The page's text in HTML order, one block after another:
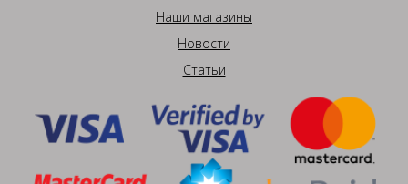
Наши магазины
Новости
Статьи